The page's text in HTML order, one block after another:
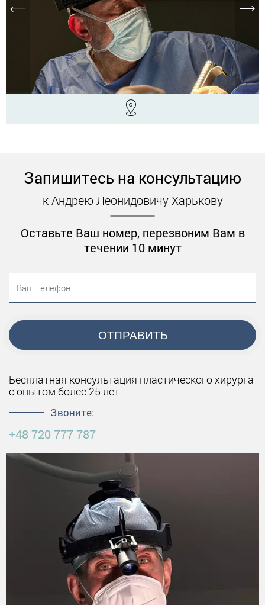
Запишитесь на консультацию
к Андрею Леонидовичу Харькову
Оставьте Ваш номер, перезвоним Вам в
течении 10 минут
ОТПРАВИТЬ
Бесплатная консультация пластического хирурга
с опытом более 25 лет
Звоните:
+48 720 777 787